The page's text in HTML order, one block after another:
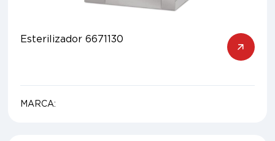
Esterilizador 6671130
MARCA: